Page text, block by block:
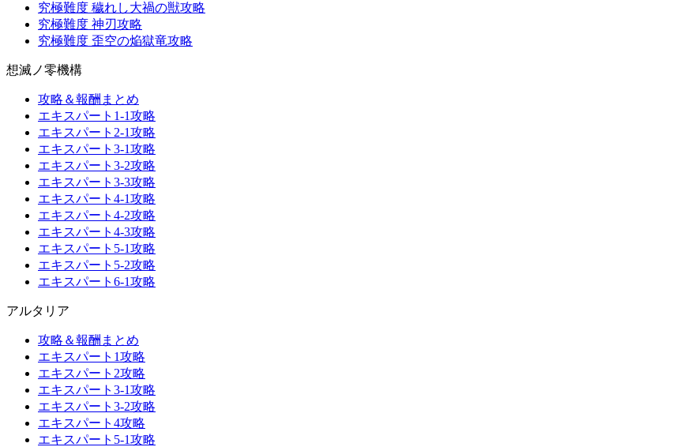
究極難度 穢れし大禍の獣攻略
究極難度 神刃攻略
究極難度 歪空の焔獄竜攻略
想滅ノ零機構
攻略＆報酬まとめ
エキスパート1-1攻略
エキスパート2-1攻略
エキスパート3-1攻略
エキスパート3-2攻略
エキスパート3-3攻略
エキスパート4-1攻略
エキスパート4-2攻略
エキスパート4-3攻略
エキスパート5-1攻略
エキスパート5-2攻略
エキスパート6-1攻略
アルタリア
攻略＆報酬まとめ
エキスパート1攻略
エキスパート2攻略
エキスパート3-1攻略
エキスパート3-2攻略
エキスパート4攻略
エキスパート5-1攻略